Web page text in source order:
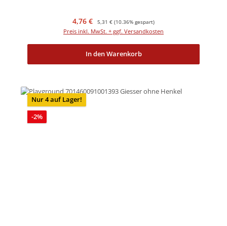
Verkaufspreis:
4,76 € 5,31 € (10.36% gespart)
Preis inkl. MwSt. + ggf. Versandkosten
In den Warenkorb
Nur 4 auf Lager!
-2%Rabatt